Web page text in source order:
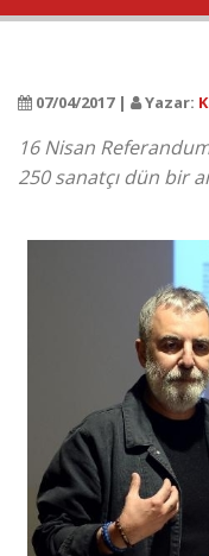
07/04/2017 | Yazar:
16 Nisan
250 sanatçı dün bir